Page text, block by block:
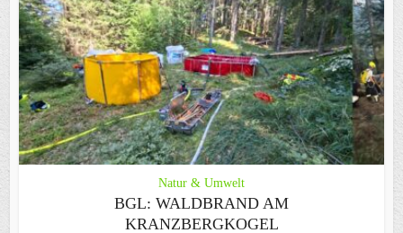
Natur & Umwelt
BGL: WALDBRAND AM
KRANZBERGKOGEL